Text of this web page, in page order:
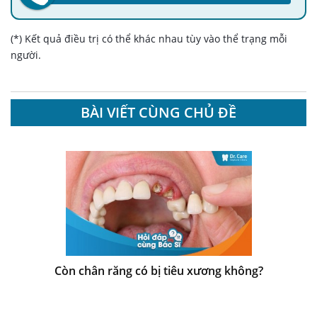
(*) Kết quả điều trị có thể khác nhau tùy vào thể trạng mỗi
người.
BÀI VIẾT CÙNG CHỦ ĐỀ
Còn chân răng có bị tiêu xương không?